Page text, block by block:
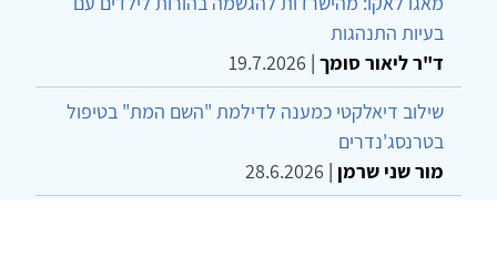
בעיות התנהגות
ד"ר ליאור סומך |
19.7.2026
שילוב דיאלקטי כמענה לדילמת "השם המת" בטיפול
בטרנסג'נדרים
מור שני שרמן |
28.6.2026